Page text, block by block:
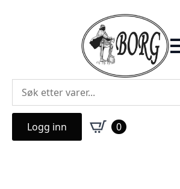
Logg inn 0